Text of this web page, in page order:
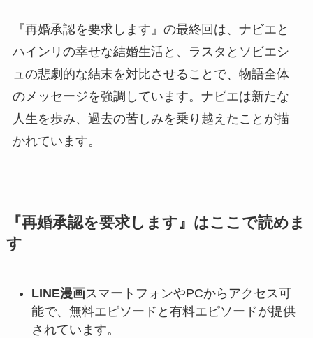
『再婚承認を要求します』の最終回は、ナビエと
ハインリの幸せな結婚生活と、ラスタとソビエシ
ュの悲劇的な結末を対比させることで、物語全体
のメッセージを強調しています。ナビエは新たな
人生を歩み、過去の苦しみを乗り越えたことが描
かれています。
『 再婚承認を要求します』はここで読めま
す
LINE漫画スマートフォンやPCからアクセス可
能で、無料エピソードと有料エピソードが提供
されています。